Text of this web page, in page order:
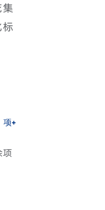
项+
项